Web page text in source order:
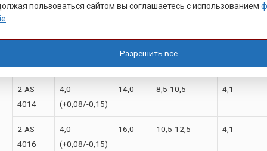
2-АS
4,0
10,0 5,0-6,5 4,1
12,0
2-АS
4014
4,0
(+0,08/-0,15)
14,0 8,5-10,5 4,1
2-АS
4016
4,0
(+0,08/-0,15)
16,0 10,5-12,5 4,1
пользоваться сайтом вы соглашаетесь с использованием
Разрешить все